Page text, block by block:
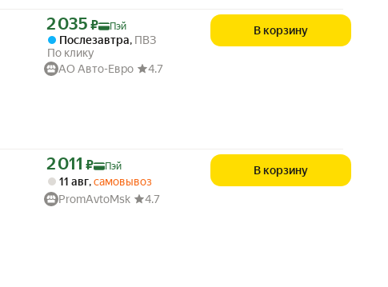
Цена с картой Яндекс Пэй 2035 ₽ вместо
2 035 ₽ Пэй
Послезавтра, ПВЗ
По клику
АО Авто-Евро
4.7
В корзину
Цена с картой Яндекс Пэй 2011 ₽ вместо
2 011 ₽ Пэй
11 авг,самовывоз
PromAvtoMsk
4.7
В корзину